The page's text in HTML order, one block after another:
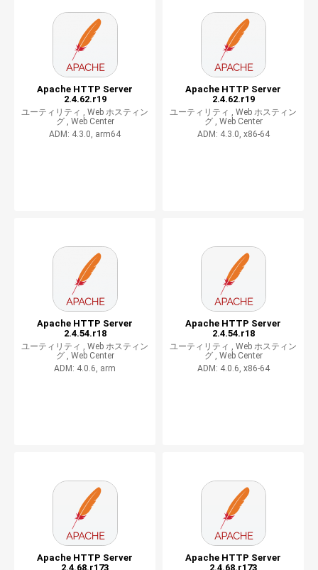
Apache HTTP Server
2.4.62.r19
ユーティリティ , Web ホスティン
グ , Web Center
ADM: 4.3.0, arm64
Apache HTTP Server
2.4.62.r19
ユーティリティ , Web ホスティン
グ , Web Center
ADM: 4.3.0, x86-64
Apache HTTP Server
2.4.54.r18
ユーティリティ , Web ホスティン
グ , Web Center
ADM: 4.0.6, arm
Apache HTTP Server
2.4.54.r18
ユーティリティ , Web ホスティン
グ , Web Center
ADM: 4.0.6, x86-64
Apache HTTP Server
2.4.68.r173
Apache HTTP Server
2.4.68.r173